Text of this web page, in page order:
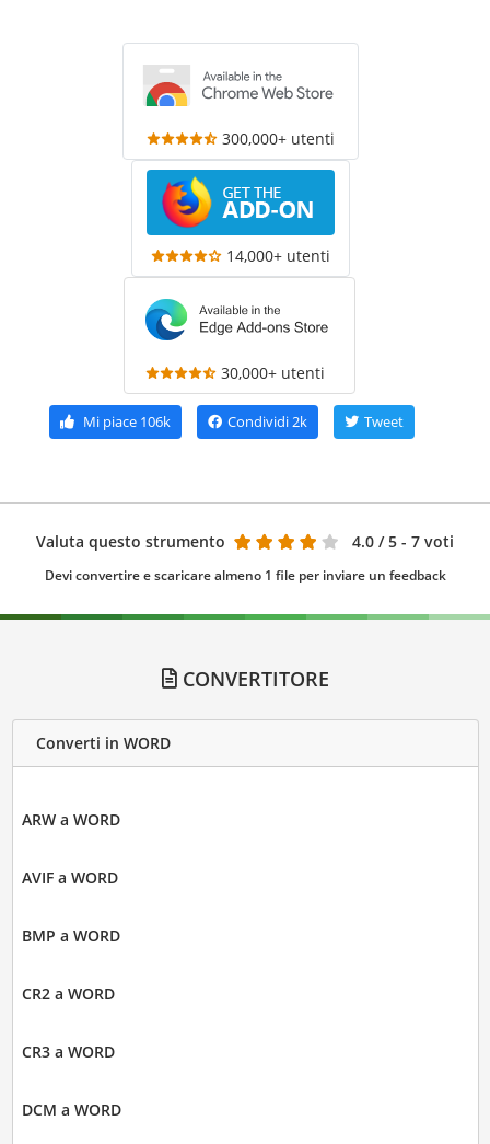
300,000+ utenti
14,000+ utenti
30,000+ utenti
Mi piace 106k Condividi2k Tweet
Valuta questo strumento 4.0 / 5 - 7 voti
Devi convertire e scaricare almeno 1 file per inviare un feedback
CONVERTITORE
Converti in WORD
ARW a WORD
AVIF a WORD
BMP a WORD
CR2 a WORD
CR3 a WORD
DCM a WORD